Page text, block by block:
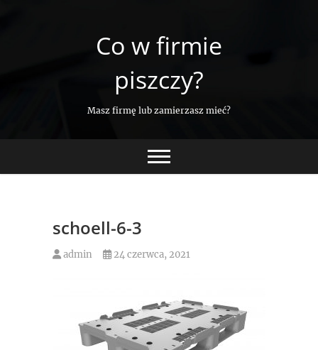
Co w firmie
piszczy?
Masz firmę lub zamierzasz mieć?
schoell-6-3
admin 24 czerwca, 2021